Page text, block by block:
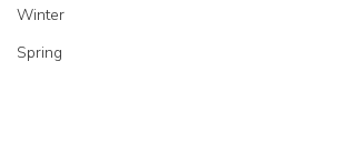
Winter
Spring